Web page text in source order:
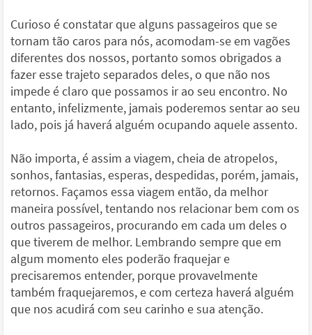
Curioso é constatar que alguns passageiros que se
tornam tão caros para nós, acomodam-se em vagões
diferentes dos nossos, portanto somos obrigados a
fazer esse trajeto separados deles, o que não nos
impede é claro que possamos ir ao seu encontro. No
entanto, infelizmente, jamais poderemos sentar ao seu
lado, pois já haverá alguém ocupando aquele assento.
Não importa, é assim a viagem, cheia de atropelos,
sonhos, fantasias, esperas, despedidas, porém, jamais,
retornos. Façamos essa viagem então, da melhor
maneira possível, tentando nos relacionar bem com os
outros passageiros, procurando em cada um deles o
que tiverem de melhor. Lembrando sempre que em
algum momento eles poderão fraquejar e
precisaremos entender, porque provavelmente
também fraquejaremos, e com certeza haverá alguém
que nos acudirá com seu carinho e sua atenção.